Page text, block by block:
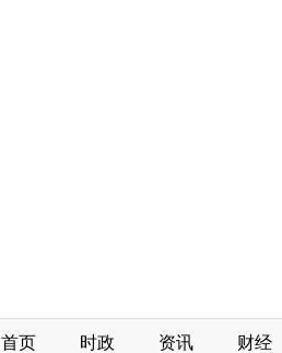
首页 时政 资讯 财经